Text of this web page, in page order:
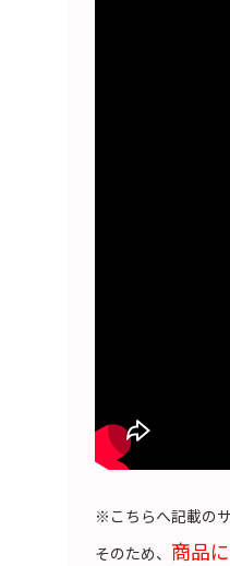
※こちらへ記載の
そのため、 商品